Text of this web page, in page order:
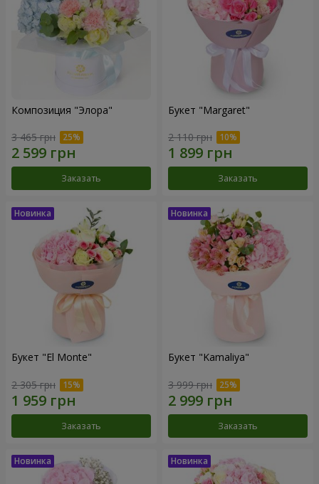
Композиция "Элора"
3 465 грн
Заказать
Букет "Margaret"
2 110 грн
Заказать
Букет "El Monte"
2 305 грн
Заказать
Букет "Kamaliya"
3 999 грн
Заказать